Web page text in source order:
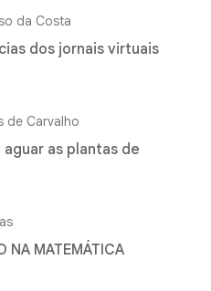
da Costa
dos jornais virtuais
de Carvalho
aguar as plantas de
NA MATEMÁTICA